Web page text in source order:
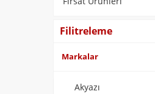
Filitreleme
Markalar
Akyazı